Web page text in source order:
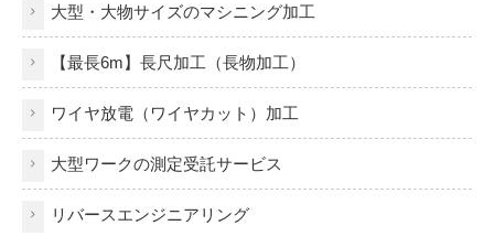
大型・大物サイズのマシニング加工
【最長6m】長尺加工（長物加工）
ワイヤ放電（ワイヤカット）加工
大型ワークの測定受託サービス
リバースエンジニアリング